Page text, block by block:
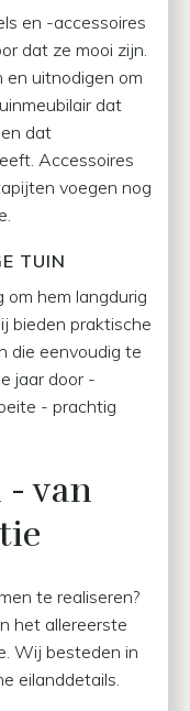
en -accessoires
dat ze mooi zijn.
uitnodigen om
dat
dat
Accessoires
voegen nog
TUIN
om hem langdurig
bieden praktische
die eenvoudig te
jaar door -
- prachtig
- van
te realiseren?
het allereerste
Wij besteden in
eilanddetails.